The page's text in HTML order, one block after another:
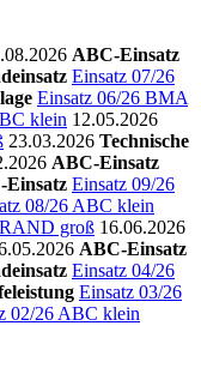
ABC-Einsatz
Einsatz 07/26
Einsatz 06/26 BMA
klein 12.05.2026
23.03.2026 Technische
ABC-Einsatz
Einsatz Einsatz 09/26
08/26 ABC klein
groß 16.06.2026
ABC-Einsatz
Einsatz 04/26
Einsatz 03/26
02/26 ABC klein